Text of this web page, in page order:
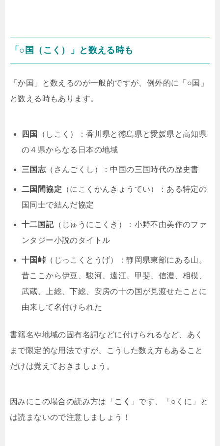
「○国（こく）」と数える時も
「か国」と数えるのが一般的ですが、例外的に「○国」
と数える時もあります。
四国
（しこく）：香川県と徳島県と愛媛県と高知県
の４県からなる日本の地域
三国志（さんごくし）：中国の三国時代の歴史書
二国間協定 （にこくかんきょうてい）：ある特定の
国同士で結んだ協定
十二国記（じゅうにこくき）：小野不由美作のファ
ンタジー小説のタイトル
十国峠（じっこくとうげ）：静岡県東部にある山。
昔ここから伊豆、駿河、遠江、甲斐、信濃、相模、
武蔵、上総、下総、安房の十の国が見渡せたことに
由来して名付けられた
書籍名や地域の固有名詞などに付けられるなど、あく
まで限定的な用法ですが、こうした数え方もあること
だけは覚えておきましょう。
因みにこの場合の読み方は「 こく
」です、「○くに」と
は読まないので注意しましょう！